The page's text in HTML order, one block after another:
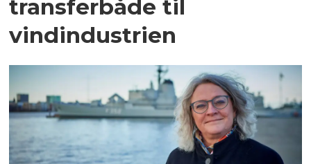
transferbåde til
vindindustrien